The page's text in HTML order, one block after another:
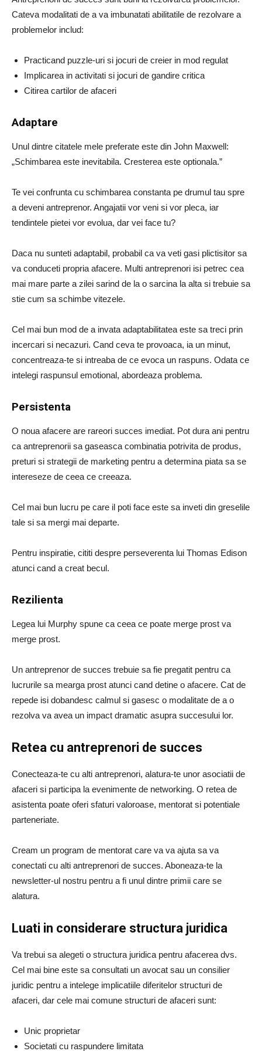
Cateva modalitati de a va imbunatati abilitatile de rezolvare a
problemelor includ:
Practicand puzzle-uri si jocuri de creier in mod regulat
Implicarea in activitati si jocuri de gandire critica
Citirea cartilor de afaceri
Adaptare
Unul dintre citatele mele preferate este din John Maxwell:
„Schimbarea este inevitabila. Cresterea este optionala.”
Te vei confrunta cu schimbarea constanta pe drumul tau spre
a deveni antreprenor. Angajatii vor veni si vor pleca, iar
tendintele pietei vor evolua, dar vei face tu?
Daca nu sunteti adaptabil, probabil ca va veti gasi plictisitor sa
va conduceti propria afacere. Multi antreprenori isi petrec cea
mai mare parte a zilei sarind de la o sarcina la alta si trebuie sa
stie cum sa schimbe vitezele.
Cel mai bun mod de a invata adaptabilitatea este sa treci prin
incercari si necazuri. Cand ceva te provoaca, ia un minut,
concentreaza-te si intreaba de ce evoca un raspuns. Odata ce
intelegi raspunsul emotional, abordeaza problema.
Persistenta
O noua afacere are rareori succes imediat. Pot dura ani pentru
ca antreprenorii sa gaseasca combinatia potrivita de produs,
preturi si strategii de marketing pentru a determina piata sa se
intereseze de ceea ce creeaza.
Cel mai bun lucru pe care il poti face este sa inveti din greselile
tale si sa mergi mai departe.
Pentru inspiratie, cititi despre perseverenta lui Thomas Edison
atunci cand a creat becul.
Rezilienta
Legea lui Murphy spune ca ceea ce poate merge prost va
merge prost.
Un antreprenor de succes trebuie sa fie pregatit pentru ca
lucrurile sa mearga prost atunci cand detine o afacere. Cat de
repede isi dobandesc calmul si gasesc o modalitate de a o
rezolva va avea un impact dramatic asupra succesului lor.
Retea cu antreprenori de succes
Conecteaza-te cu alti antreprenori, alatura-te unor asociatii de
afaceri si participa la evenimente de networking. O retea de
asistenta poate oferi sfaturi valoroase, mentorat si potentiale
parteneriate.
Cream un program de mentorat care va va ajuta sa va
conectati cu alti antreprenori de succes. Aboneaza-te la
newsletter-ul nostru pentru a fi unul dintre primii care se
alatura.
Luati in considerare structura juridica
Va trebui sa alegeti o structura juridica pentru afacerea dvs.
Cel mai bine este sa consultati un avocat sau un consilier
juridic pentru a intelege implicatiile diferitelor structuri de
afaceri, dar cele mai comune structuri de afaceri sunt:
Unic proprietar
Societati cu raspundere limitata